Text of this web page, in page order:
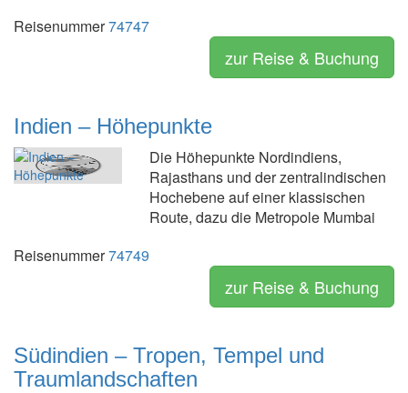
Reisenummer74747
zur Reise & Buchung
Indien – Höhepunkte
Die Höhepunkte Nordindiens,
Rajasthans und der zentralindischen
Hochebene auf einer klassischen
Route, dazu die Metropole Mumbai
Reisenummer74749
zur Reise & Buchung
Südindien – Tropen, Tempel und
Traumlandschaften